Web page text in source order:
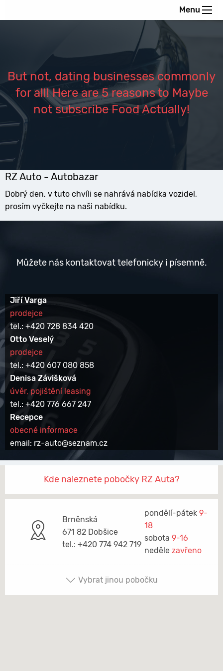
Menu
But not, dating businesses commonly
for all! Here are 5 reasons to Maybe
not subscribe Food Actually!
RZ Auto - Autobazar
Dobrý den, v tuto chvíli se nahrává nabídka vozidel,
prosím vyčkejte na naši nabídku.
Můžete nás kontaktovat telefonicky i písemně.
Jiří Varga
prodejce
tel.: +420 728 834 420
Otto Veselý
prodejce
tel.: +420 607 080 858
Denisa Závišková
úvěr, pojištění leasing
tel.: +420 776 667 247
Recepce
obecné informace
email: rz-auto@seznam.cz
Kde naleznete pobočky RZ Auta?
Brněnská
671 82 Dobšice
tel.: +420 774 942 719
pondělí-pátek 9-
18
sobota 9-16
neděle zavřeno
Vybrat jinou pobočku